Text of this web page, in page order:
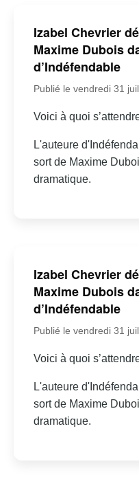
Izabel Chevrier
Maxime Dubois
d’Indéfendable
Publié le vendredi 31
Voici à quoi
L'auteure
sort de Maxime
dramatique.
Izabel Chevrier
Maxime Dubois
d’Indéfendable
Publié le vendredi 31
Voici à quoi
L'auteure
sort de Maxime
dramatique.